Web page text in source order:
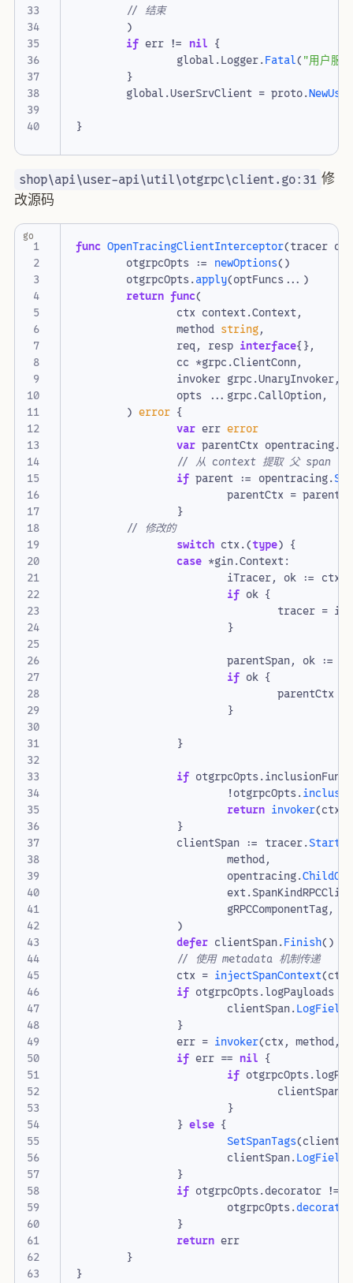
34
35
36
37
38
39
40
// 结束
)
if err != nil {
global.Logger.Fatal("用户服
}
global.UserSrvClient = proto.
}
shop\api\user-api\util\otgrpc\client.go:31 修
改源码
1
2
4
5
6
7
8
9
10
11
12
14
15
16
17
18
19
20
21
22
24
25
26
27
28
29
30
31
32
34
35
36
37
38
39
40
41
42
44
45
46
47
48
49
50
51
52
54
55
56
57
58
59
60
61
62
func OpenTracingClientInterceptor(tracer
otgrpcOpts := newOptions()
otgrpcOpts.apply(optFuncs ... )
return func(
ctx context.Context,
method string,
req, resp interface{},
cc *grpc.ClientConn,
invoker grpc.UnaryInvoker,
opts
... grpc.CallOption,
) error {
var err error
var parentCtx opentracing.
// 从 context 提取 父 span
if parent := opentracing.
parentCtx = parent
}
// 修改的
switch ctx.(type) {
case *gin.Context:
iTracer, ok := ctx
if ok {
tracer =
}
parentSpan, ok :=
if ok {
parentCtx
}
}
if otgrpcOpts.inclusionFunc
!otgrpcOpts.
return invoker(ctx
}
clientSpan := tracer.
method,
opentracing.ChildOf
ext.
gRPCComponentTag,
)
defer clientSpan.Finish()
// 使用 metadata 机制传递
ctx = injectSpanContext(ctx
if otgrpcOpts.logPayloads
clientSpan.LogFields
}
err = invoker(ctx, method,
if err == nil {
if otgrpcOpts.
clientSpan
}
} else {
SetSpanTags(
clientSpan.LogFields
}
if otgrpcOpts.decorator !=
otgrpcOpts.decorator
}
return err
}
}
go